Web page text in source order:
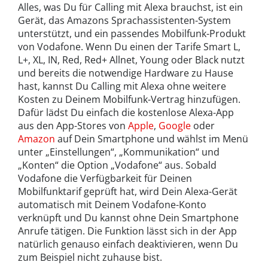
Alles, was Du für Calling mit Alexa brauchst, ist ein
Gerät, das Amazons Sprachassistenten-System
unterstützt, und ein passendes Mobilfunk-Produkt
von Vodafone. Wenn Du einen der Tarife Smart L,
L+, XL, IN, Red, Red+ Allnet, Young oder Black nutzt
und bereits die notwendige Hardware zu Hause
hast, kannst Du Calling mit Alexa ohne weitere
Kosten zu Deinem Mobilfunk-Vertrag hinzufügen.
Dafür lädst Du einfach die kostenlose Alexa-App
aus den App-Stores von Apple, Google oder
Amazon auf Dein Smartphone und wählst im Menü
unter „Einstellungen“, „Kommunikation“ und
„Konten“ die Option „Vodafone“ aus. Sobald
Vodafone die Verfügbarkeit für Deinen
Mobilfunktarif geprüft hat, wird Dein Alexa-Gerät
automatisch mit Deinem Vodafone-Konto
verknüpft und Du kannst ohne Dein Smartphone
Anrufe tätigen. Die Funktion lässt sich in der App
natürlich genauso einfach deaktivieren, wenn Du
zum Beispiel nicht zuhause bist.